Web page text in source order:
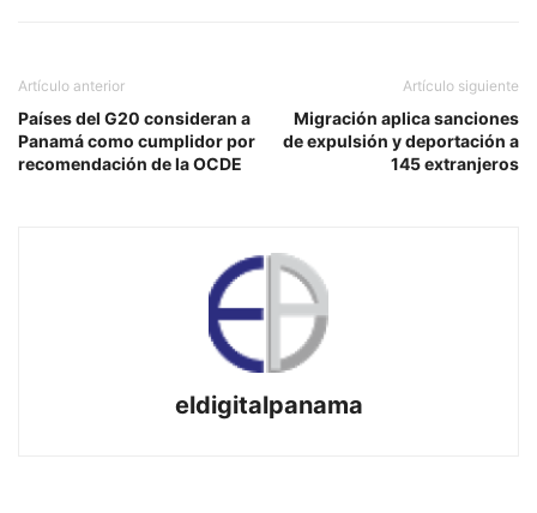
Artículo anterior
Países del G20 consideran a
Panamá como cumplidor por
recomendación de la OCDE
Artículo siguiente
Migración aplica sanciones
de expulsión y deportación a
145 extranjeros
eldigitalpanama